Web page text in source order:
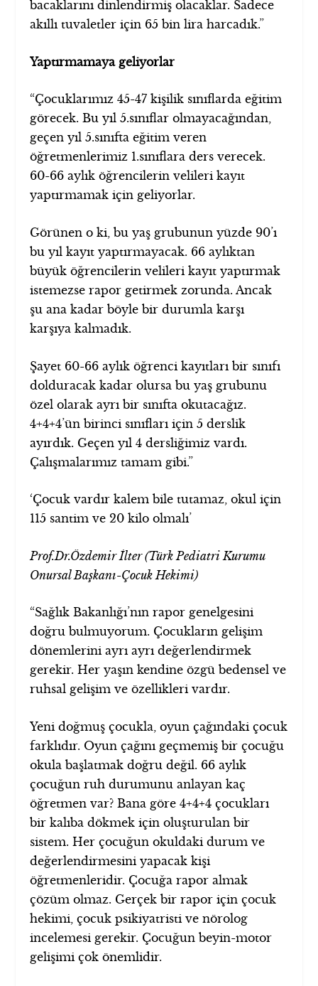
bacaklarını dinlendirmiş olacaklar. Sadece
akıllı tuvaletler için 65 bin lira harcadık.”
Yaptırmamaya geliyorlar
“Çocuklarımız 45-47 kişilik sınıflarda eğitim
görecek. Bu yıl 5.sınıflar olmayacağından,
geçen yıl 5.sınıfta eğitim veren
öğretmenlerimiz 1.sınıflara ders verecek.
60-66 aylık öğrencilerin velileri kayıt
yaptırmamak için geliyorlar.
Görünen o ki, bu yaş grubunun yüzde 90’ı
bu yıl kayıt yaptırmayacak. 66 aylıktan
büyük öğrencilerin velileri kayıt yaptırmak
istemezse rapor getirmek zorunda. Ancak
şu ana kadar böyle bir durumla karşı
karşıya kalmadık.
Şayet 60-66 aylık öğrenci kayıtları bir sınıfı
dolduracak kadar olursa bu yaş grubunu
özel olarak ayrı bir sınıfta okutacağız.
4+4+4’ün birinci sınıfları için 5 derslik
ayırdık. Geçen yıl 4 dersliğimiz vardı.
Çalışmalarımız tamam gibi.”
‘Çocuk vardır kalem bile tutamaz, okul için
115 santim ve 20 kilo olmalı’
Prof.Dr.Özdemir İlter (Türk Pediatri Kurumu
Onursal Başkanı-Çocuk Hekimi)
“Sağlık Bakanlığı’nın rapor genelgesini
doğru bulmuyorum. Çocukların gelişim
dönemlerini ayrı ayrı değerlendirmek
gerekir. Her yaşın kendine özgü bedensel ve
ruhsal gelişim ve özellikleri vardır.
Yeni doğmuş çocukla, oyun çağındaki çocuk
farklıdır. Oyun çağını geçmemiş bir çocuğu
okula başlatmak doğru değil. 66 aylık
çocuğun ruh durumunu anlayan kaç
öğretmen var? Bana göre 4+4+4 çocukları
bir kalıba dökmek için oluşturulan bir
sistem. Her çocuğun okuldaki durum ve
değerlendirmesini yapacak kişi
öğretmenleridir. Çocuğa rapor almak
çözüm olmaz. Gerçek bir rapor için çocuk
hekimi, çocuk psikiyatristi ve nörolog
incelemesi gerekir. Çocuğun beyin-motor
gelişimi çok önemlidir.